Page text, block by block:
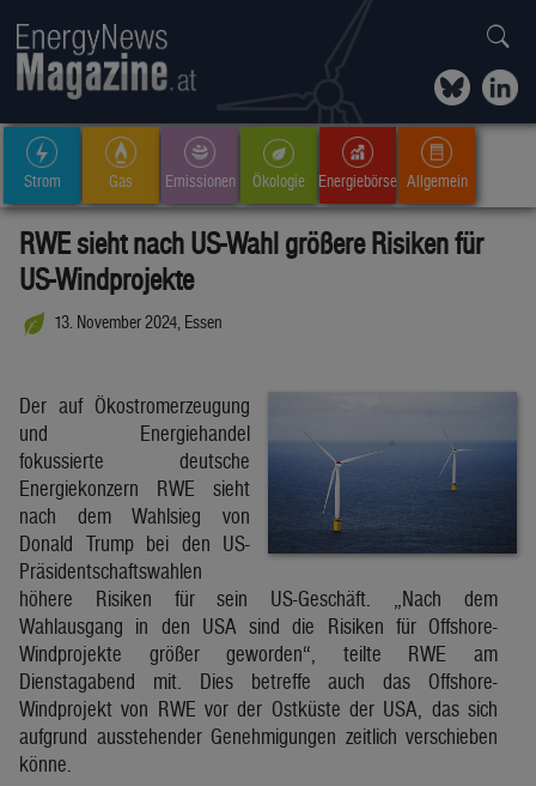
Strom Gas Emissionen Ökologie Energiebörse Allgemein
RWE sieht nach US-Wahl größere Risiken für
US-Windprojekte
13. November 2024, Essen
Der auf Ökostromerzeugung
und Energiehandel
fokussierte deutsche
Energiekonzern RWE sieht
nach dem Wahlsieg von
Donald Trump bei den US-
Präsidentschaftswahlen
höhere Risiken für sein US-Geschäft. „Nach dem
Wahlausgang in den USA sind die Risiken für Offshore-
Windprojekte größer geworden“, teilte RWE am
Dienstagabend mit. Dies betreffe auch das Offshore-
Windprojekt von RWE vor der Ostküste der USA, das sich
aufgrund ausstehender Genehmigungen zeitlich verschieben
könne.